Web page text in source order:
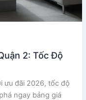
2: Tốc Độ
ưu đãi 2026, tốc độ
ngay bảng giá